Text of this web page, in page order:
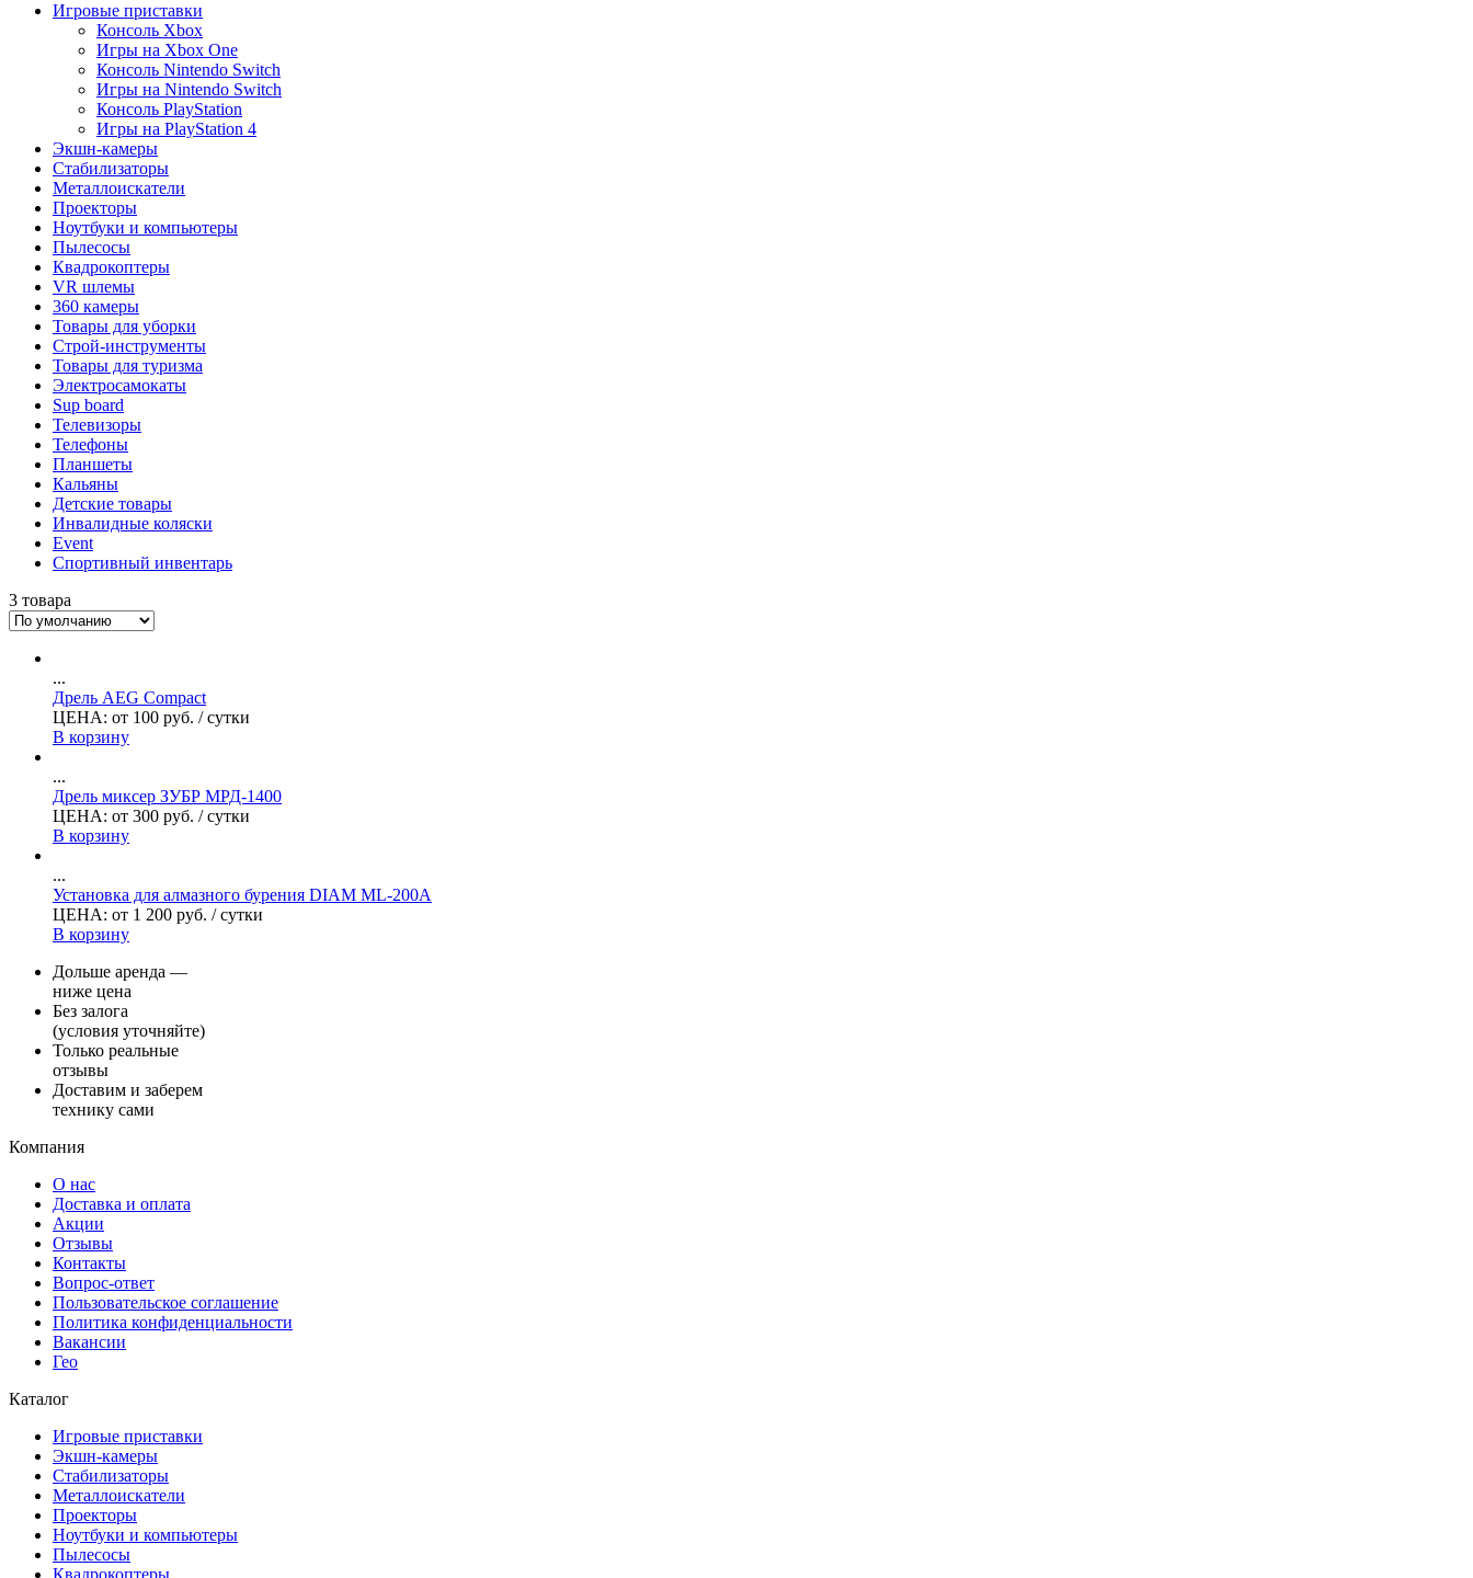
Игровые приставки
Консоль Xbox
Игры на Xbox One
Консоль Nintendo Switch
Игры на Nintendo Switch
Консоль PlayStation
Игры на PlayStation 4
Экшн-камеры
Стабилизаторы
Металлоискатели
Проекторы
Ноутбуки и компьютеры
Пылесосы
Квадрокоптеры
VR шлемы
360 камеры
Товары для уборки
Строй-инструменты
Товары для туризма
Электросамокаты
Sup board
Телевизоры
Телефоны
Планшеты
Кальяны
Детские товары
Инвалидные коляски
Event
Спортивный инвентарь
3 товара
...
Дрель AEG Compact
ЦЕНА: от 100 руб. / сутки
В корзину
...
Дрель миксер ЗУБР МРД-1400
ЦЕНА: от 300 руб. / сутки
В корзину
...
Установка для алмазного бурения DIAM ML-200A
ЦЕНА: от 1 200 руб. / сутки
В корзину
Дольше аренда —
ниже цена
Без залога
(условия уточняйте)
Только реальные
отзывы
Доставим и заберем
технику сами
Компания
О нас
Доставка и оплата
Акции
Отзывы
Контакты
Вопрос-ответ
Пользовательское соглашение
Политика конфиденциальности
Вакансии
Гео
Каталог
Игровые приставки
Экшн-камеры
Стабилизаторы
Металлоискатели
Проекторы
Ноутбуки и компьютеры
Пылесосы